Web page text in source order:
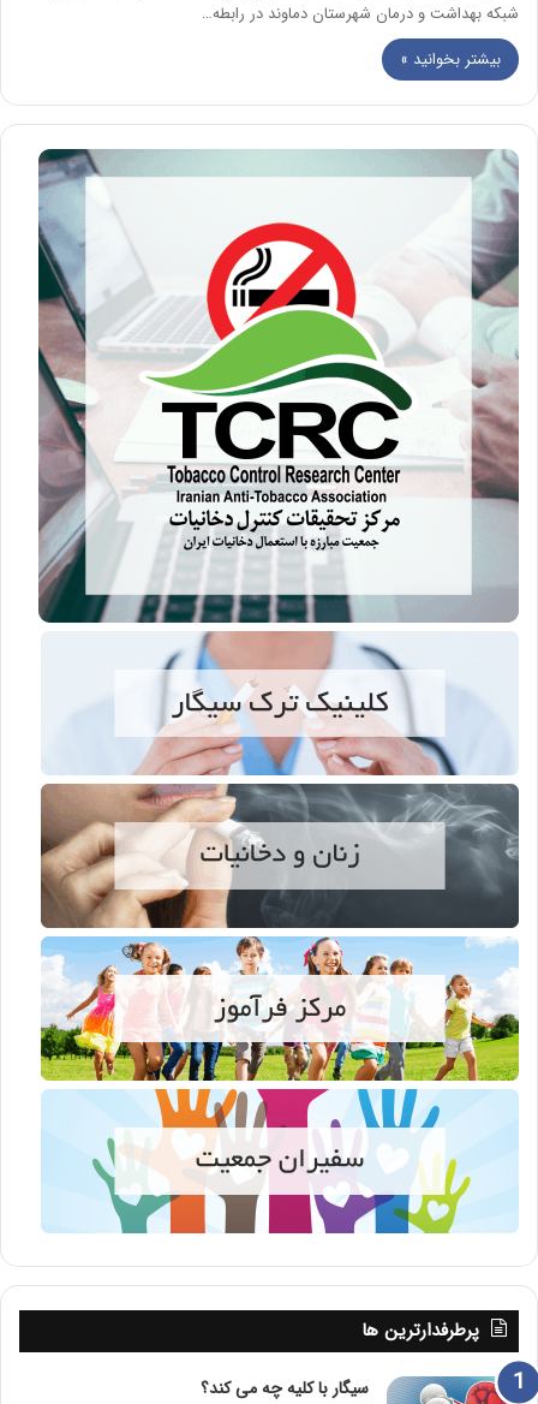
شبکه بهداشت و درمان شهرستان دماوند در رابطه…
بیشتر بخوانید »
پرطرفدارترین ها
سیگار با کلیه چه می کند؟